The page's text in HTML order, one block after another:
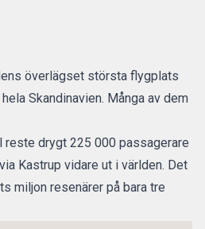
överlägset största flygplats
Skandinavien. Många av dem
reste drygt 225 000 passagerare
Kastrup vidare ut i världen. Det
miljon resenärer på bara tre